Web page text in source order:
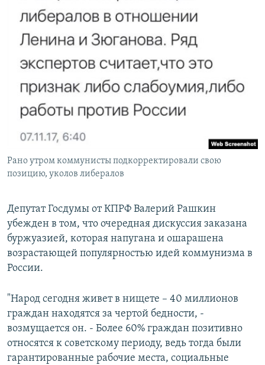
Рано утром коммунисты подкорректировали свою
позицию, уколов либералов
Депутат Госдумы от КПРФ Валерий Рашкин
убежден в том, что очередная дискуссия заказана
буржуазией, которая напугана и ошарашена
возрастающей популярностью идей коммунизма в
России.
"Народ сегодня живет в нищете – 40 миллионов
граждан находятся за чертой бедности, -
возмущается он. - Более 60% граждан позитивно
относятся к советскому периоду, ведь тогда были
гарантированные рабочие места, социальные